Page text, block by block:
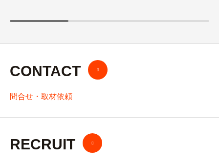
CONTACT
問合せ・取材依頼
RECRUIT